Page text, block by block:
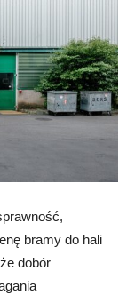
bramy do hali
dobór